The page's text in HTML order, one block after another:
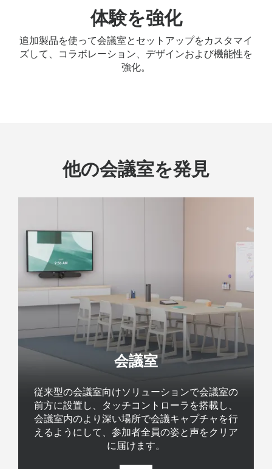
体験を強化
追加製品を使って会議室とセットアップをカスタマイ
ズして、コラボレーション、デザインおよび機能性を
強化。
他の会議室を発見
会議室
従来型の会議室向けソリューションで会議室の
前方に設置し、タッチコントローラを搭載し、
会議室内のより深い場所で会議キャプチャを行
えるようにして、参加者全員の姿と声をクリア
に届けます。